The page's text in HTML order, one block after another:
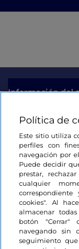
Información del
Enlaces útiles
Acceso
Estamos en
Política de
Este sitio utiliza
perfiles con
navegación por
Puede decidir
prestar,
cualquier
cookies". Al
almacenar
botón "Cerrar"
navegando sin
seguimiento